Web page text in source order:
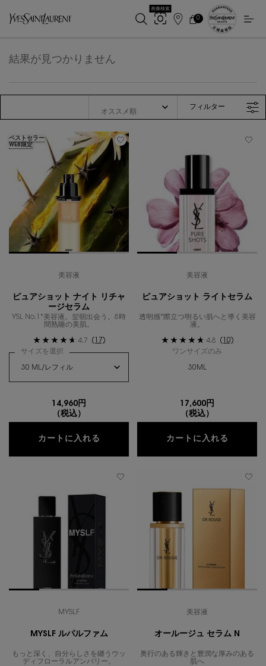
画像検索
店
カ
0
0 カート内の製品
結果が見つかりません
フィルター
フィルターメニュー
ベストセラー
WEB限定
美容液
ピュアショット ナイト リチャ
ージセラム
YSL No.1*美容液。翌朝出会う。8時
間熟睡の美肌。
4.7
(17)
サイズを選択
14,960円
（税込）
カートに入れる ピュアショット ナイト リチャージセラ
美容液
ピュアショット ライトセラム
透明感*際立つ明るい肌へと導く美容
液。
4.8
(10)
ワンサイズのみ
30ML
17,600円
（税込）
カートに入れる
MYSLF
MYSLF ルパルファム
もっと深く、自分らしさを纏うウッ
ディフローラルアンバリー。
美容液
オールージュ セラム N
奥行のある輝きと豊潤な厚みのある
肌へ